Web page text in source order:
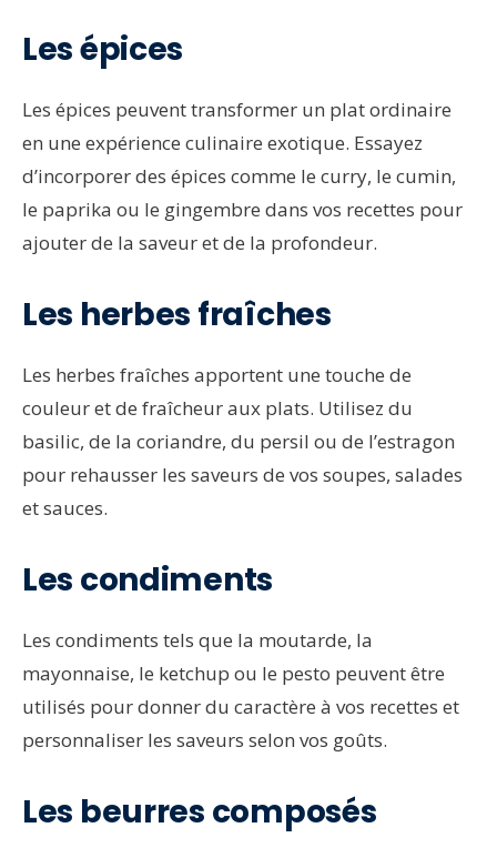
Les épices
Les épices peuvent transformer un plat ordinaire
en une expérience culinaire exotique. Essayez
d’incorporer des épices comme le curry, le cumin,
le paprika ou le gingembre dans vos recettes pour
ajouter de la saveur et de la profondeur.
Les herbes fraîches
Les herbes fraîches apportent une touche de
couleur et de fraîcheur aux plats. Utilisez du
basilic, de la coriandre, du persil ou de l’estragon
pour rehausser les saveurs de vos soupes, salades
et sauces.
Les condiments
Les condiments tels que la moutarde, la
mayonnaise, le ketchup ou le pesto peuvent être
utilisés pour donner du caractère à vos recettes et
personnaliser les saveurs selon vos goûts.
Les beurres composés